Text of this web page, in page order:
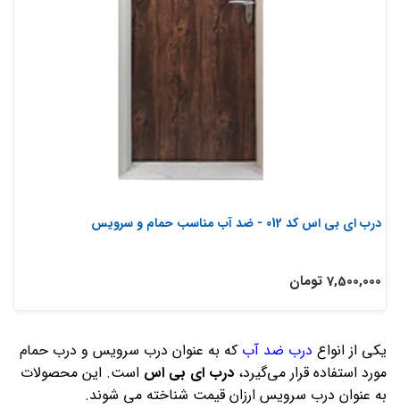
درب ای بی اس کد 012 - ضد آب مناسب حمام و سرویس
7,500,000 تومان
یکی از انواع درب ضد آب که به عنوان درب سرویس و درب حمام
مورد استفاده قرار می‌گیرد، درب ای بی اس است. این محصولات
به عنوان درب سرویس ارزان قیمت شناخته می شوند.